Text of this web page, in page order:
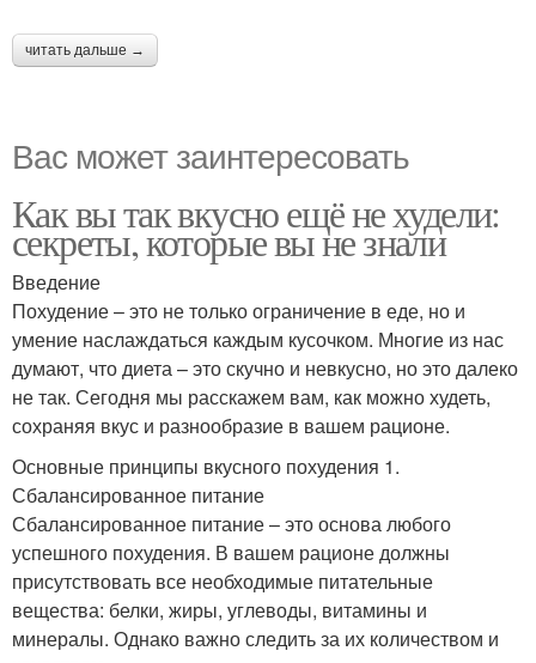
читать дальше →
Вас может заинтересовать
Как вы так вкусно ещё не худели:
секреты, которые вы не знали
Введение
Похудение – это не только ограничение в еде, но и
умение наслаждаться каждым кусочком. Многие из нас
думают, что диета – это скучно и невкусно, но это далеко
не так. Сегодня мы расскажем вам, как можно худеть,
сохраняя вкус и разнообразие в вашем рационе.
Основные принципы вкусного похудения 1.
Сбалансированное питание
Сбалансированное питание – это основа любого
успешного похудения. В вашем рационе должны
присутствовать все необходимые питательные
вещества: белки, жиры, углеводы, витамины и
минералы. Однако важно следить за их количеством и